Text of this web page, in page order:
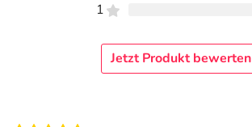
1
Jetzt Produkt bewerten